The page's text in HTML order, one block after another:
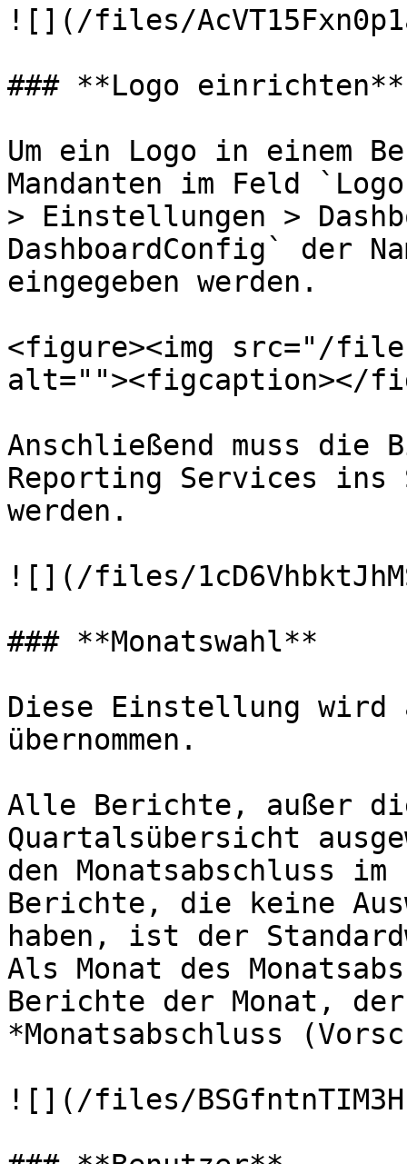
![](/files/
### **Logo einrichten**
Um ein Logo in einem
Mandanten im Feld
> Einstellungen >
DashboardConfig` der
eingegeben werden.
<figure><img src="/files/
alt=""><figcaption></
Anschließend muss die
Reporting Services ins
werden.
![](/files/
### **Monatswahl**
Diese Einstellung wird
übernommen.
Alle Berichte, außer
Quartalsübersicht
den Monatsabschluss
Berichte, die keine
haben, ist der
Als Monat des
Berichte der Monat,
*Monatsabschluss
![](/files/